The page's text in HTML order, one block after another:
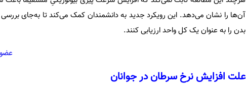
آن‌ها را نشان می‌دهد. این رویکرد جدید به دانشمندان کمک می‌کند تا به‌جای
بدن را به عنوان یک کل واحد ارزیابی کنند.
علت افزایش نرخ سرطان در جوانان